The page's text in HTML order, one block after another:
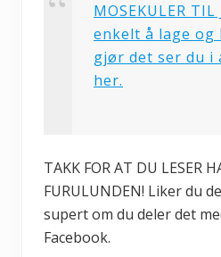
MOSEKULER
enkelt å lage og
gjør det ser du i
her.
TAKK FOR AT DU LESER
FURULUNDEN! Liker du
supert om du deler det
Facebook.